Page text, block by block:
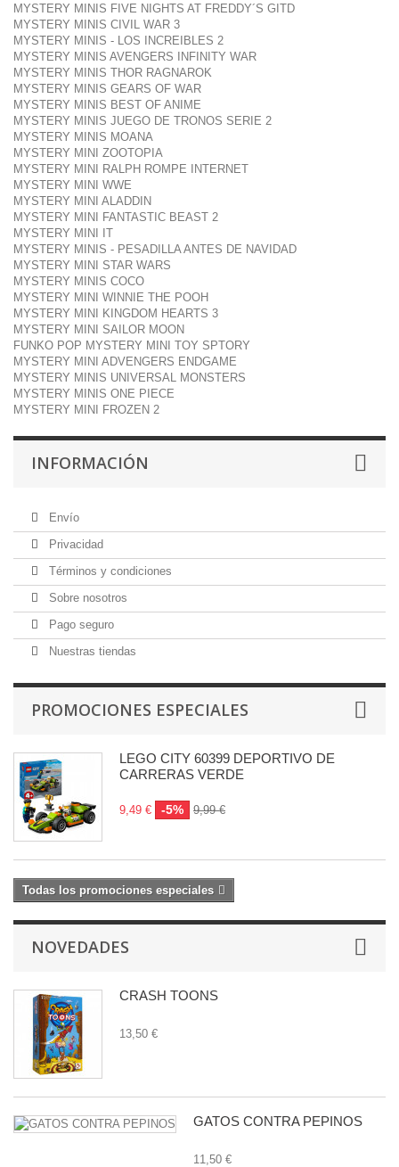
MYSTERY MINIS FIVE NIGHTS AT FREDDY´S GITD
MYSTERY MINIS CIVIL WAR 3
MYSTERY MINIS - LOS INCREIBLES 2
MYSTERY MINIS AVENGERS INFINITY WAR
MYSTERY MINIS THOR RAGNAROK
MYSTERY MINIS GEARS OF WAR
MYSTERY MINIS BEST OF ANIME
MYSTERY MINIS JUEGO DE TRONOS SERIE 2
MYSTERY MINIS MOANA
MYSTERY MINI ZOOTOPIA
MYSTERY MINI RALPH ROMPE INTERNET
MYSTERY MINI WWE
MYSTERY MINI ALADDIN
MYSTERY MINI FANTASTIC BEAST 2
MYSTERY MINI IT
MYSTERY MINIS - PESADILLA ANTES DE NAVIDAD
MYSTERY MINI STAR WARS
MYSTERY MINIS COCO
MYSTERY MINI WINNIE THE POOH
MYSTERY MINI KINGDOM HEARTS 3
MYSTERY MINI SAILOR MOON
FUNKO POP MYSTERY MINI TOY SPTORY
MYSTERY MINI ADVENGERS ENDGAME
MYSTERY MINIS UNIVERSAL MONSTERS
MYSTERY MINIS ONE PIECE
MYSTERY MINI FROZEN 2
INFORMACIÓN
Envío
Privacidad
Términos y condiciones
Sobre nosotros
Pago seguro
Nuestras tiendas
PROMOCIONES ESPECIALES
LEGO CITY 60399 DEPORTIVO DE
CARRERAS VERDE
9,49 € -5% 9,99 €
Todas los promociones especiales
NOVEDADES
CRASH TOONS
13,50 €
GATOS CONTRA PEPINOS
11,50 €